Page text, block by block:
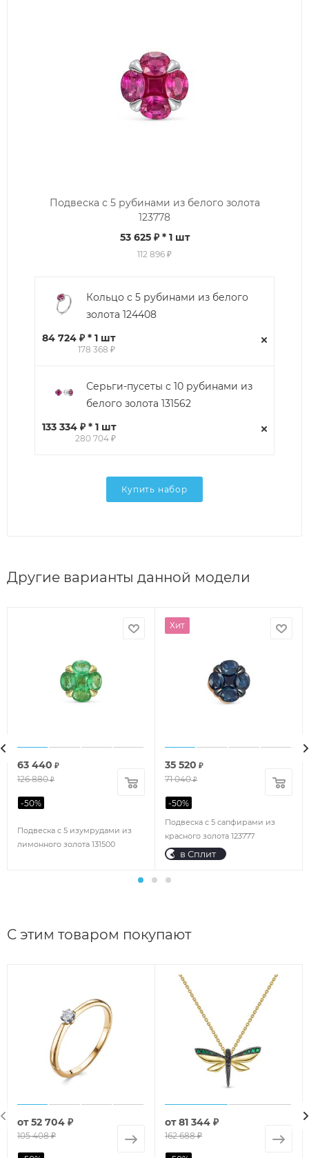
Подвеска с 5 рубинами из белого золота
123778
53 625 ₽* 1 шт
112 896 ₽
Кольцо с 5 рубинами из белого
золота 124408
84 724 ₽ * 1 шт
178 368 ₽
Серьги-пусеты с 10 рубинами из
белого золота 131562
133 334 ₽ * 1 шт
280 704 ₽
Купить набор
Другие варианты данной модели
Подвеска с 5 изумрудами из
лимонного золота 131500
63 440 ₽
126 880₽
-50%
Хит
Подвеска с 5 сапфирами из
красного золота 123777
35 520 ₽
71 040₽
-50%
в Сплит
С этим товаром покупают
от52 704 ₽
105 408 ₽
от81 344 ₽
162 688 ₽